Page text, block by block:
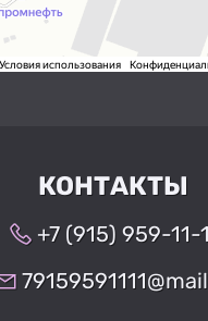
КОНТАКТЫ
+7 (915) 959-11-